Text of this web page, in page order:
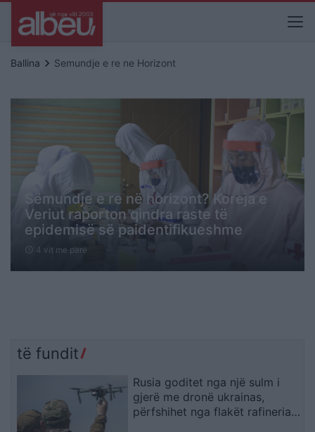
Ballina keyboard_arrow_right Semundje e re ne Horizont
Sëmundje e re në horizont? Koreja e
Veriut raporton qindra raste të
epidemisë së paidentifikueshme
schedule 4 vit me parë
të fundit
Rusia goditet nga një sulm i
gjerë me dronë ukrainas,
përfshihet nga flakët rafineria